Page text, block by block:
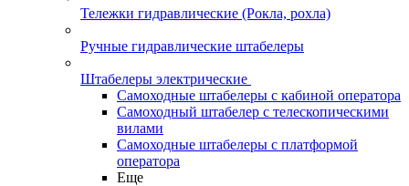
Тележки гидравлические (Рокла, рохла)
Ручные гидравлические штабелеры
Штабелеры электрические
Самоходные штабелеры с кабиной оператора
Самоходный штабелер с телескопическими
вилами
Самоходные штабелеры с платформой
оператора
Еще